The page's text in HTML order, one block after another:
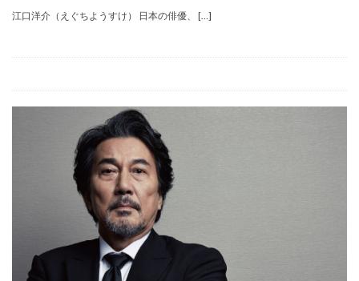
江口洋介（えぐちようすけ） 日本の俳優、 […]